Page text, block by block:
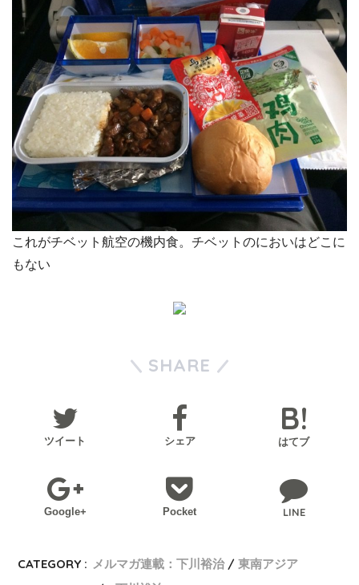
これがチベット航空の機内食。チベットのにおいはどこに
もない
SHARE
ツイート シェア はてブ
Google+ Pocket LINE
CATEGORY : メルマガ連載：下川裕治
東南アジア